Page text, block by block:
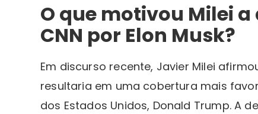
O que motivou Milei
CNN por Elon Musk?
Em discurso recente, Javier Milei
resultaria em uma cobertura mais
dos Estados Unidos, Donald Trump. A